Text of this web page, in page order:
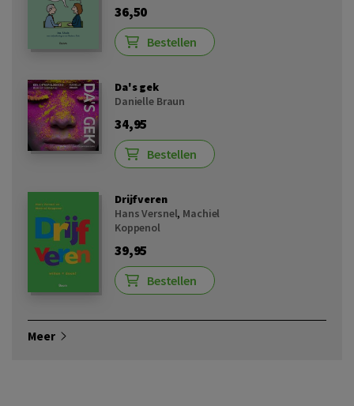
36,50
Bestellen
Da's gek
Danielle Braun
34,95
Bestellen
Drijfveren
Hans Versnel, Machiel
Koppenol
39,95
Bestellen
Meer